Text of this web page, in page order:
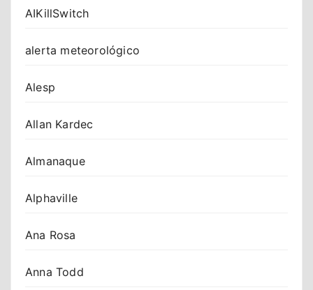
AIKillSwitch
alerta meteorológico
Alesp
Allan Kardec
Almanaque
Alphaville
Ana Rosa
Anna Todd